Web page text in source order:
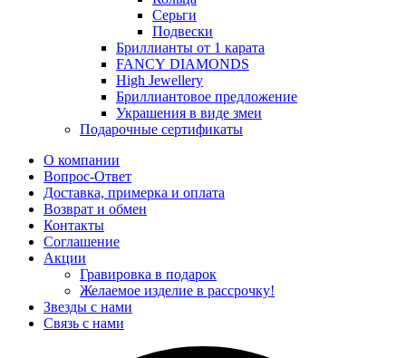
Серьги
Подвески
Бриллианты от 1 карата
FANCY DIAMONDS
High Jewellery
Бриллиантовое предложение
Украшения в виде змеи
Подарочные сертификаты
О компании
Вопрос-Ответ
Доставка, примерка и оплата
Возврат и обмен
Контакты
Соглашение
Акции
Гравировка в подарок
Желаемое изделие в рассрочку!
Звезды с нами
Связь с нами